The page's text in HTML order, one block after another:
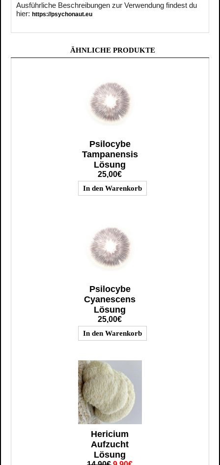
Ausführliche Beschreibungen zur Verwendung findest du
hier: https://psychonaut.eu
ÄHNLICHE PRODUKTE
Psilocybe
Tampanensis
Lösung
25,00€
Psilocybe
Cyanescens
Lösung
25,00€
Hericium
Aufzucht
Lösung